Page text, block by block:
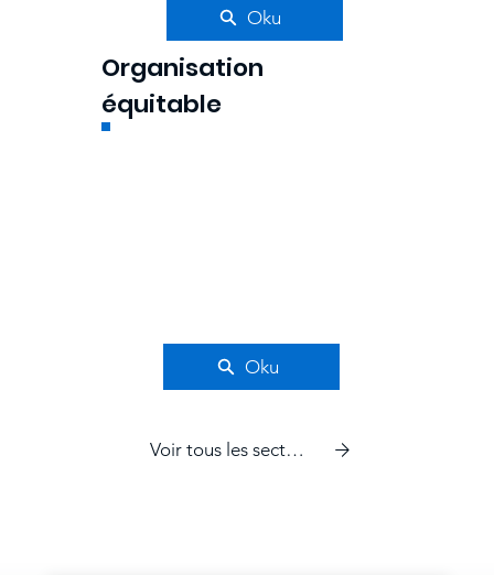
Organisation
équitable
Oku
Oku
Voir tous les secteurs